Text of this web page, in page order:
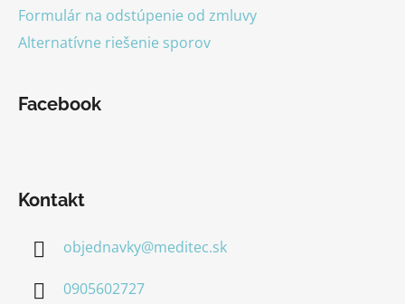
Formulár na odstúpenie od zmluvy
Alternatívne riešenie sporov
Facebook
Kontakt
objednavky@meditec.sk
0905602727